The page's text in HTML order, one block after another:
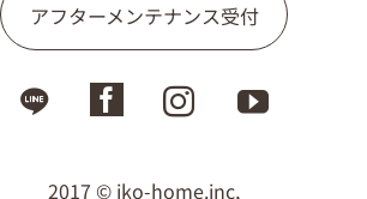
アフターメンテナンス受付
2017 © iko-home.inc,